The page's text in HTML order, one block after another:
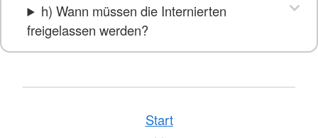
h) Wann müssen die Internierten
freigelassen werden?
Start